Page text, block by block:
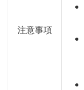
注意事項